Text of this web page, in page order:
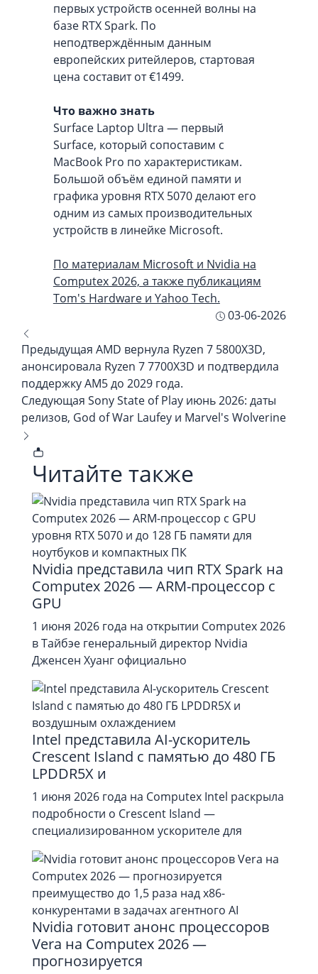
первых устройств осенней волны на
базе RTX Spark. По
неподтверждённым данным
европейских ритейлеров, стартовая
цена составит от €1499.
Что важно знать
Surface Laptop Ultra — первый
Surface, который сопоставим с
MacBook Pro по характеристикам.
Большой объём единой памяти и
графика уровня RTX 5070 делают его
одним из самых производительных
устройств в линейке Microsoft.
По материалам Microsoft и Nvidia на
Computex 2026, а также публикациям
Tom's Hardware и Yahoo Tech.
03-06-2026
Предыдущая AMD вернула Ryzen 7 5800X3D,
анонсировала Ryzen 7 7700X3D и подтвердила
поддержку AM5 до 2029 года.
Следующая Sony State of Play июнь 2026: даты
релизов, God of War Laufey и Marvel's Wolverine
Читайте также
Nvidia представила чип RTX Spark на
Computex 2026 — ARM-процессор с
GPU
1 июня 2026 года на открытии Computex 2026
в Тайбэе генеральный директор Nvidia
Дженсен Хуанг официально
Intel представила AI-ускоритель
Crescent Island с памятью до 480 ГБ
LPDDR5X и
1 июня 2026 года на Computex Intel раскрыла
подробности о Crescent Island —
специализированном ускорителе для
Nvidia готовит анонс процессоров
Vera на Computex 2026 —
прогнозируется